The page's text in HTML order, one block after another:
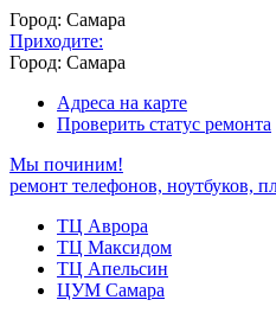
Город: Самара
Приходите:
Город: Самара
Адреса на карте
Проверить статус ремонта
Мы починим!
ремонт телефонов, ноутбуков,
ТЦ Аврора
ТЦ Максидом
ТЦ Апельсин
ЦУМ Самара